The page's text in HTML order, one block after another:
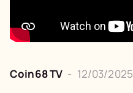
Coin68 TV - 12/03/2025